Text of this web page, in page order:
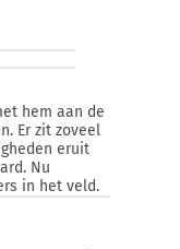
hem aan de
Er zit zoveel
eruit
Nu
in het veld.